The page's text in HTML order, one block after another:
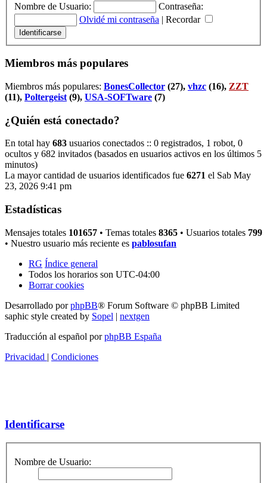
Nombre de Usuario:
Contraseña:
Olvidé mi contraseña | Recordar
Miembros más populares
Miembros más populares: BonesCollector (27), vhzc (16), ZZT
(11), Poltergeist (9), USA-SOFTware (7)
¿Quién está conectado?
En total hay 683 usuarios conectados :: 0 registrados, 1 robot, 0
ocultos y 682 invitados (basados en usuarios activos en los últimos 5
minutos)
La mayor cantidad de usuarios identificados fue 6271 el Sab May
23, 2026 9:41 pm
Estadísticas
Mensajes totales 101657 • Temas totales 8365 • Usuarios totales 799
• Nuestro usuario más reciente es pablosufan
RG Índice general
Todos los horarios son UTC-04:00
Borrar cookies
Desarrollado porphpBB® Forum Software © phpBB Limited
saphic style created by Sopel | nextgen
Traducción al español porphpBB España
Privacidad | Condiciones
Identificarse
Nombre de Usuario: